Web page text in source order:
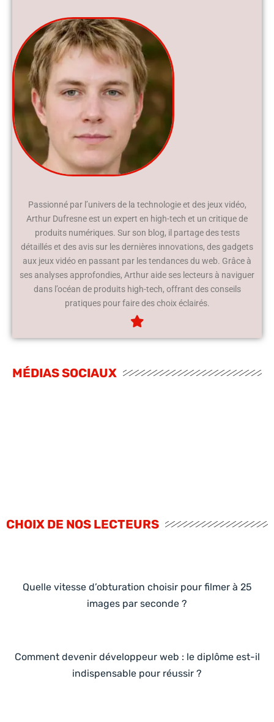
Passionné par l’univers de la technologie et des jeux vidéo,
Arthur Dufresne est un expert en high-tech et un critique de
produits numériques. Sur son blog, il partage des tests
détaillés et des avis sur les dernières innovations, des gadgets
aux jeux vidéo en passant par les tendances du web. Grâce à
ses analyses approfondies, Arthur aide ses lecteurs à naviguer
dans l’océan de produits high-tech, offrant des conseils
pratiques pour faire des choix éclairés.
MÉDIAS SOCIAUX
CHOIX DE NOS LECTEURS
Quelle vitesse d’obturation choisir pour filmer à 25
images par seconde ?
Comment devenir développeur web : le diplôme est-il
indispensable pour réussir ?